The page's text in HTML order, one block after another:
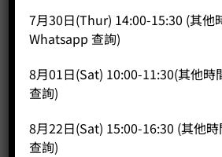
was:
HK$470.00.
is:
分類：Slow & Mellow
7月30日(Thur) 14:00-15:30 (其他
Whatsapp 查詢)
8月01日(Sat) 10:00-11:30(其他時
查詢)
8月22日(Sat) 15:00-16:30 (其他
查詢)